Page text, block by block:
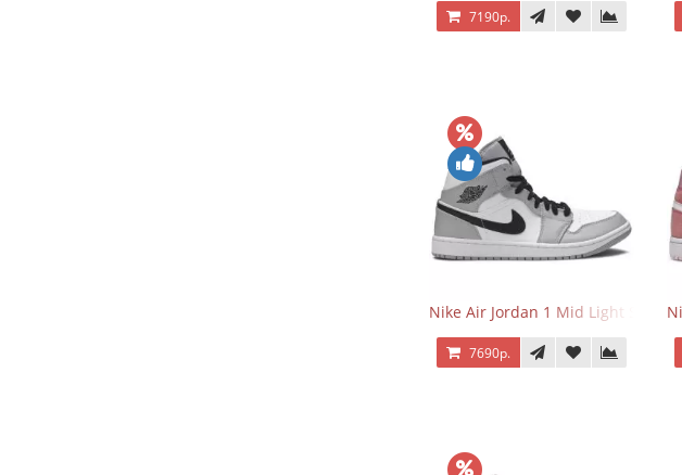
7190р.
Nike Air Jordan 1 Mid Light Smoke
7690р.